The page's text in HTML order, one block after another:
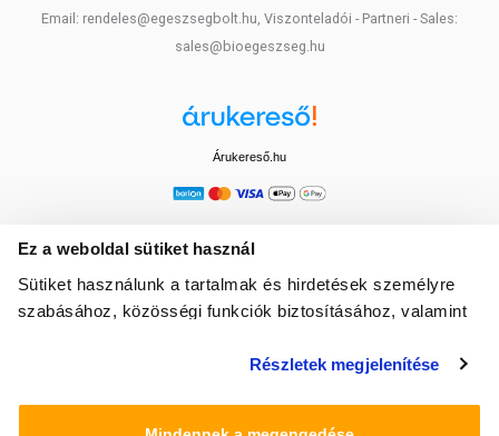
Ez a weboldal sütiket használ
Sütiket használunk a tartalmak és hirdetések személyre
szabásához, közösségi funkciók biztosításához, valamint
média-, hirdető- és elemező partnereinkkel megosztjuk az
Részletek megjelenítése
Email: rendeles@egeszsegbolt.hu, Viszonteladói - Partneri - Sales:
sales@bioegeszseg.hu
Árukereső.hu